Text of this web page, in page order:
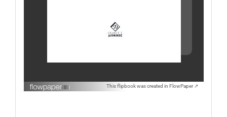
This flipbook was created in FlowPaper ↗